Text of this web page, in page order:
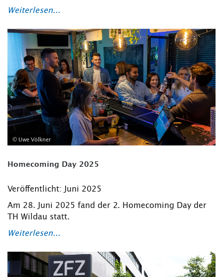
Weiterlesen...
© Uwe Völkner
Homecoming Day 2025
Veröffentlicht: Juni 2025
Am 28. Juni 2025 fand der 2. Homecoming Day der
TH Wildau statt.
Weiterlesen...